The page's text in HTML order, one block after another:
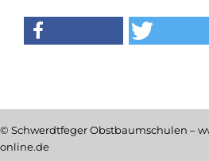
© Schwerdtfeger Obstbaumschulen –
online.de